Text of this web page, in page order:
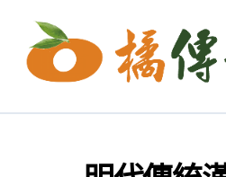
content